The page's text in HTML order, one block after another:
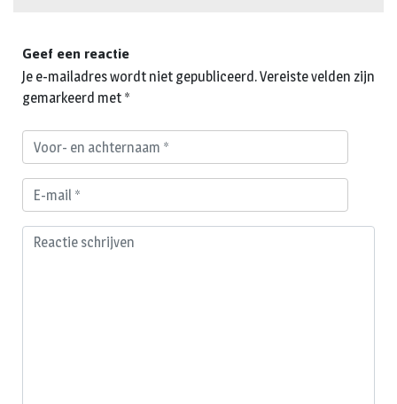
Geef een reactie
Je e-mailadres wordt niet gepubliceerd.Vereiste velden zijn
gemarkeerd met *